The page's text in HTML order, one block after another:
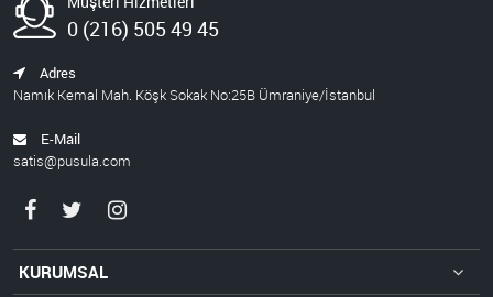
0 (216) 505 49 45
Adres
Namık Kemal Mah. Köşk Sokak No:25B Ümraniye/İstanbul
E-Mail
satis@pusula.com
KURUMSAL